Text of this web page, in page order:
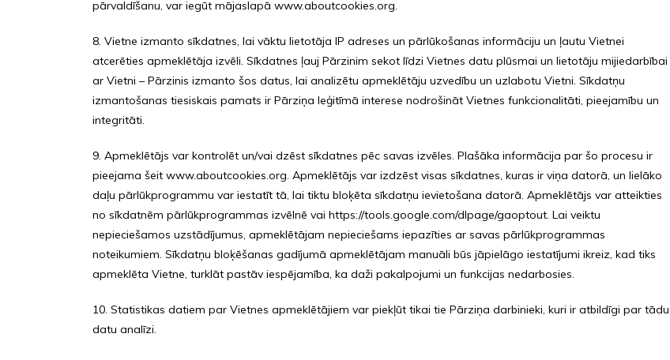
pārvaldīšanu, var iegūt mājaslapā www.aboutcookies.org.
8. Vietne izmanto sīkdatnes, lai vāktu lietotāja IP adreses un pārlūkošanas informāciju un ļautu Vietnei
atcerēties apmeklētāja izvēli. Sīkdatnes ļauj Pārzinim sekot līdzi Vietnes datu plūsmai un lietotāju mijiedarbībai
ar Vietni – Pārzinis izmanto šos datus, lai analizētu apmeklētāju uzvedību un uzlabotu Vietni. Sīkdatņu
izmantošanas tiesiskais pamats ir Pārziņa leģitīmā interese nodrošināt Vietnes funkcionalitāti, pieejamību un
integritāti.
9. Apmeklētājs var kontrolēt un/vai dzēst sīkdatnes pēc savas izvēles. Plašāka informācija par šo procesu ir
pieejama šeit www.aboutcookies.org. Apmeklētājs var izdzēst visas sīkdatnes, kuras ir viņa datorā, un lielāko
daļu pārlūkprogrammu var iestatīt tā, lai tiktu bloķēta sīkdatņu ievietošana datorā. Apmeklētājs var atteikties
no sīkdatnēm pārlūkprogrammas izvēlnē vai https://tools.google.com/dlpage/gaoptout. Lai veiktu
nepieciešamos uzstādījumus, apmeklētājam nepieciešams iepazīties ar savas pārlūkprogrammas
noteikumiem. Sīkdatņu bloķēšanas gadījumā apmeklētājam manuāli būs jāpielāgo iestatījumi ikreiz, kad tiks
apmeklēta Vietne, turklāt pastāv iespējamība, ka daži pakalpojumi un funkcijas nedarbosies.
10. Statistikas datiem par Vietnes apmeklētājiem var piekļūt tikai tie Pārziņa darbinieki, kuri ir atbildīgi par tādu
datu analīzi.